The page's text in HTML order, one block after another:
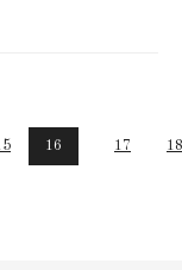
16 17 18